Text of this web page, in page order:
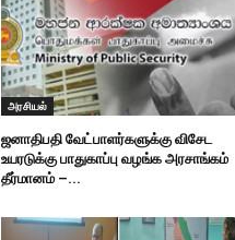
அரசியல்
ஜனாதிபதி வேட்பாளர்களுக்கு விசேட
உயரடுக்கு பாதுகாப்பு வழங்க அரசாங்கம்
தீர்மானம் –...